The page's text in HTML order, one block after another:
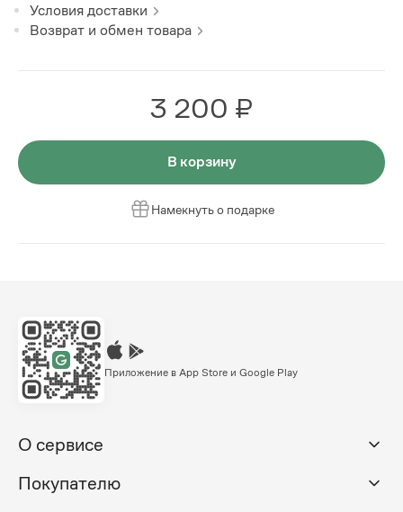
Условия доставки
Возврат и обмен товара
3 200 ₽
В корзину
Намекнуть о подарке
Приложение в App Store и Google Play
О сервисе
Покупателю